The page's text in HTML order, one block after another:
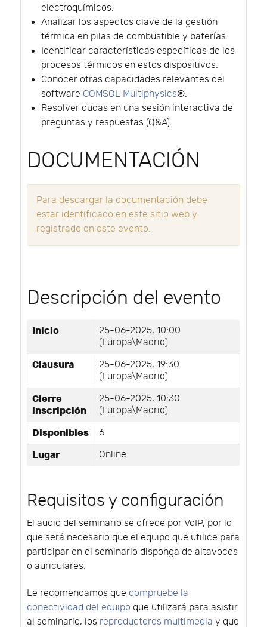
electroquímicos.
Analizar los aspectos clave de la gestión
térmica en pilas de combustible y baterías.
Identificar características específicas de los
procesos térmicos en estos dispositivos.
Conocer otras capacidades relevantes del
software COMSOL Multiphysics®.
Resolver dudas en una sesión interactiva de
preguntas y respuestas (Q&A).
DOCUMENTACIÓN
Para descargar la documentación debe
estar identificado en este sitio web y
registrado en este evento.
Descripción del evento
Inicio
25-06-2025, 10:00
(Europa\Madrid)
Clausura
25-06-2025, 19:30
(Europa\Madrid)
Cierre
inscripción
25-06-2025, 10:30
(Europa\Madrid)
Disponibles 6
Lugar Online
Requisitos y configuración
El audio del seminario se ofrece por VoIP, por lo
que será necesario que el equipo que utilice para
participar en el seminario disponga de altavoces
o auriculares.
Le recomendamos que compruebe la
conectividad del equipo que utilizará para asistir
al seminario, los reproductores multimedia y que